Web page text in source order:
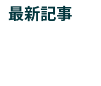
最新記事